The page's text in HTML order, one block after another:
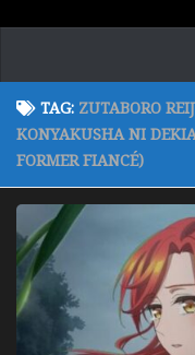
TAG: ZUTABORO
KONYAKUSHA NI
FORMER FIANCÉ)